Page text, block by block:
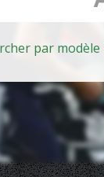
Rechercher par modèle